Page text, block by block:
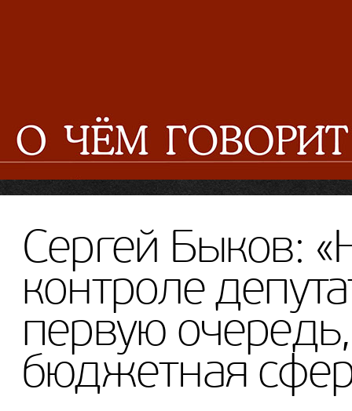
Сергей Быков:
контроле
первую очередь,
бюджетная